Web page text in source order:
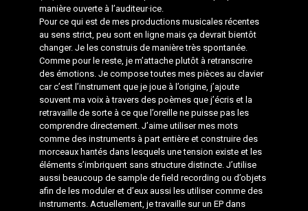
manière ouverte à l’auditeur·ice.
Pour ce qui est de mes productions musicales récentes
au sens strict, peu sont en ligne mais ça devrait bientôt
changer. Je les construis de manière très spontanée.
Comme pour le reste, je m’attache plutôt à retranscrire
des émotions. Je compose toutes mes pièces au clavier
car c’est l’instrument que je joue à l’origine, j’ajoute
souvent ma voix à travers des poèmes que j’écris et la
retravaille de sorte à ce que l’oreille ne puisse pas les
comprendre directement. J’aime utiliser mes mots
comme des instruments à part entière et construire des
morceaux hantés dans lesquels une tension existe et les
éléments s’imbriquent sans structure distincte. J’utilise
aussi beaucoup de sample de field recording ou d’objets
afin de les moduler et d’eux aussi les utiliser comme des
instruments. Actuellement, je travaille sur un EP dans